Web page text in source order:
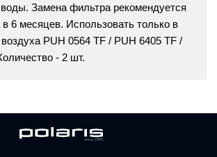
Замена фильтра рекомендуется
в 6 месяцев. Использовать только в
PUH 0564 TF / PUH 6405 TF /
- 2 шт.